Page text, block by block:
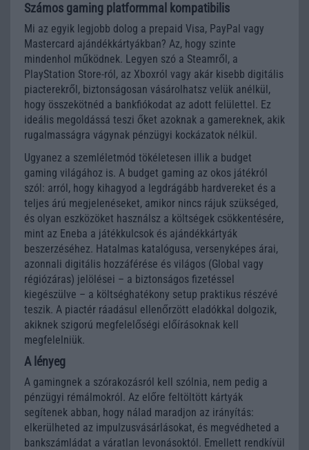
Számos gaming platformmal kompatibilis
Mi az egyik legjobb dolog a prepaid Visa, PayPal vagy
Mastercard ajándékkártyákban? Az, hogy szinte
mindenhol működnek. Legyen szó a Steamről, a
PlayStation Store-ról, az Xboxról vagy akár kisebb digitális
piacterekről, biztonságosan vásárolhatsz velük anélkül,
hogy összekötnéd a bankfiókodat az adott felülettel. Ez
ideális megoldássá teszi őket azoknak a gamereknek, akik
rugalmasságra vágynak pénzügyi kockázatok nélkül.
Ugyanez a szemléletmód tökéletesen illik a budget
gaming világához is. A budget gaming az okos játékról
szól: arról, hogy kihagyod a legdrágább hardvereket és a
teljes árú megjelenéseket, amikor nincs rájuk szükséged,
és olyan eszközöket használsz a költségek csökkentésére,
mint az Eneba a játékkulcsok és ajándékkártyák
beszerzéséhez. Hatalmas katalógusa, versenyképes árai,
azonnali digitális hozzáférése és világos (Global vagy
régiózáras) jelölései – a biztonságos fizetéssel
kiegészülve – a költséghatékony setup praktikus részévé
teszik. A piactér ráadásul ellenőrzött eladókkal dolgozik,
akiknek szigorú megfelelőségi előírásoknak kell
megfelelniük.
A lényeg
A gamingnek a szórakozásról kell szólnia, nem pedig a
pénzügyi rémálmokról. Az előre feltöltött kártyák
segítenek abban, hogy nálad maradjon az irányítás:
elkerülheted az impulzusvásárlásokat, és megvédheted a
bankszámládat a váratlan levonásoktól. Emellett rendkívül